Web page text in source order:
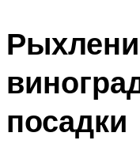
посадки